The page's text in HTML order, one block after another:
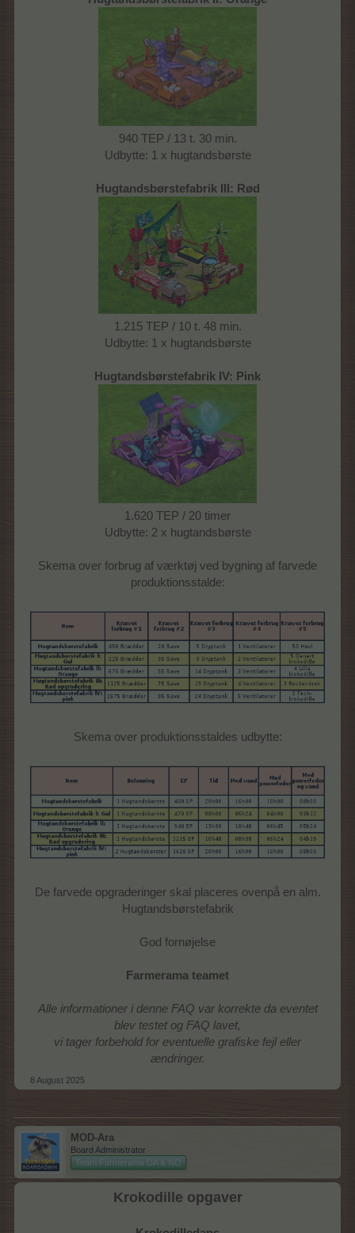
940 TEP / 13 t. 30 min.
Udbytte: 1 x hugtandsbørste
Hugtandsbørstefabrik III: Rød
1.215 TEP / 10 t. 48 min.
Udbytte: 1 x hugtandsbørste
Hugtandsbørstefabrik IV: Pink
1.620 TEP / 20 timer
Udbytte: 2 x hugtandsbørste
Skema over forbrug af værktøj ved bygning af farvede
produktionsstalde:
Skema over produktionsstaldes udbytte:
De farvede opgraderinger skal placeres ovenpå en alm.
Hugtandsbørstefabrik
God fornøjelse
Farmerama teamet
Alle informationer i denne FAQ var korrekte da eventet
blev testet og FAQ lavet,
vi tager forbehold for eventuelle grafiske fejl eller
ændringer.
8 August 2025
MOD-Ara
Board Administrator
Team Farmerama DA & NO
Krokodille opgaver